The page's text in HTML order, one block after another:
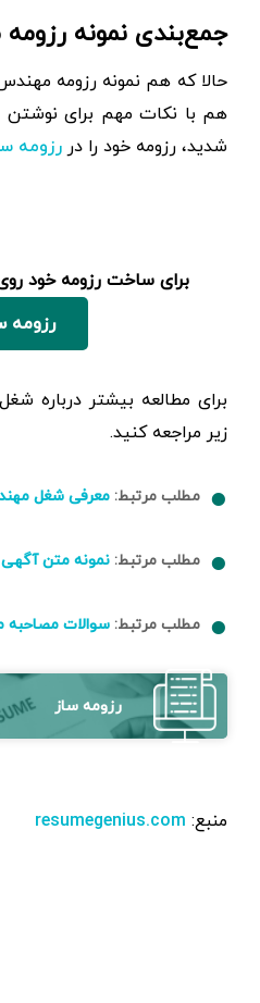
جمع‌بندی نمونه
حالا که هم نمونه رزومه
هم با نکات مهم برای
شدید، رزومه خود را در رزومه
برای ساخت رزومه خود
رزومه
برای مطالعه بیشتر درباره
زیر مراجعه کنید.
مطلب مرتبط: معرفی شغل
مطلب مرتبط: نمونه متن
مطلب مرتبط: سوالات مصاحبه
رزومه ساز
منبع: resumegenius.com